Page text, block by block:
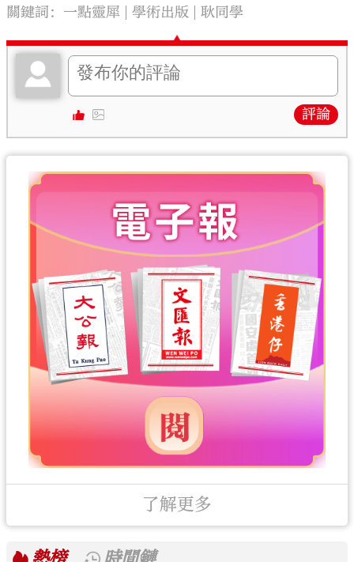
關鍵詞： 一點靈犀 學術出版 耿同學
評論
了解更多